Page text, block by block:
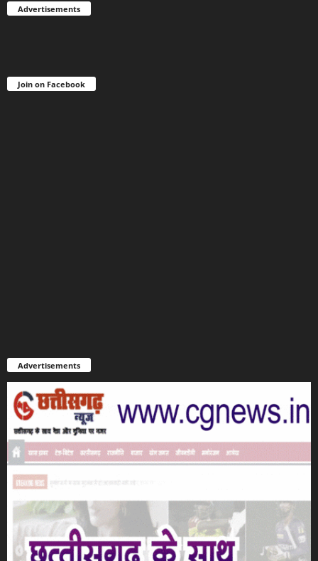
Advertisements
Join on Facebook
Advertisements